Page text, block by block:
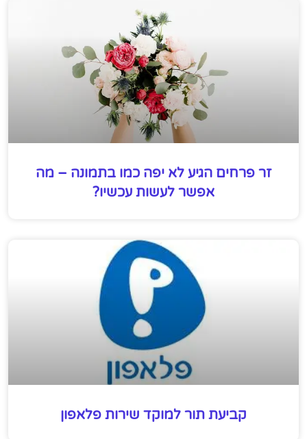
זר פרחים הגיע לא יפה כמו בתמונה – מה
אפשר לעשות עכשיו?
קביעת תור למוקד שירות פלאפון